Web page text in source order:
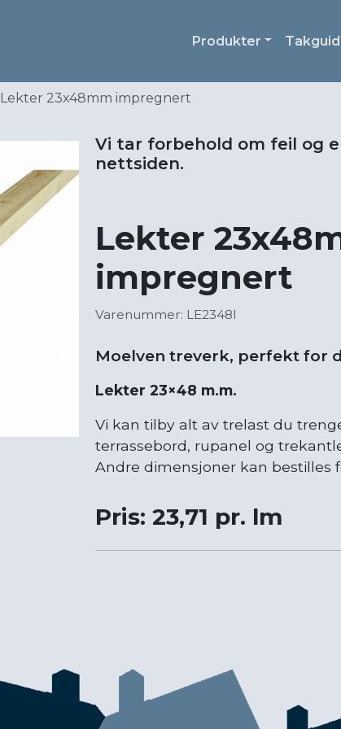
Produkter
Lekter 23x48mm impregnert
Vi tar forbehold om feil og
nettsiden.
Lekter
impregnert
Varenummer: LE2348I
Moelven treverk, perfekt for
Lekter 23×48 m.m.
Vi kan tilby alt av trelast du
terrassebord, rupanel og
Andre dimensjoner kan bestilles
Pris: 23,71 pr. lm